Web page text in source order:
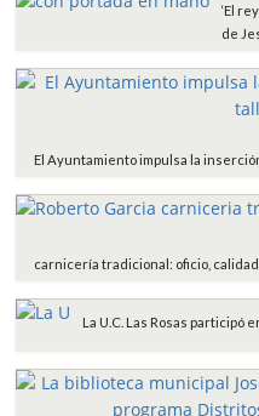
‘El
de
El Ayuntamiento impulsa la
carnicería tradicional: oficio,
La U.C. Las Rosas participó